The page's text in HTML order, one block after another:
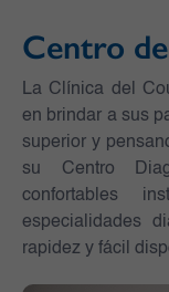
Centro
La Clínica del
en brindar a sus
superior y
su Centro
confortables
especialidades
rapidez y fácil